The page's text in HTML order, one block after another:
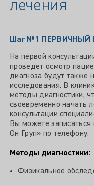
лечения
Шаг №1 ПЕРВИЧНЫЙ
На первой
проведет осмотр
диагноза будут также
исследования. В
методы диагностики,
своевременно начать
консультации
Вы можете записаться
Он Груп» по телефону.
Методы диагностики:
Физикальное